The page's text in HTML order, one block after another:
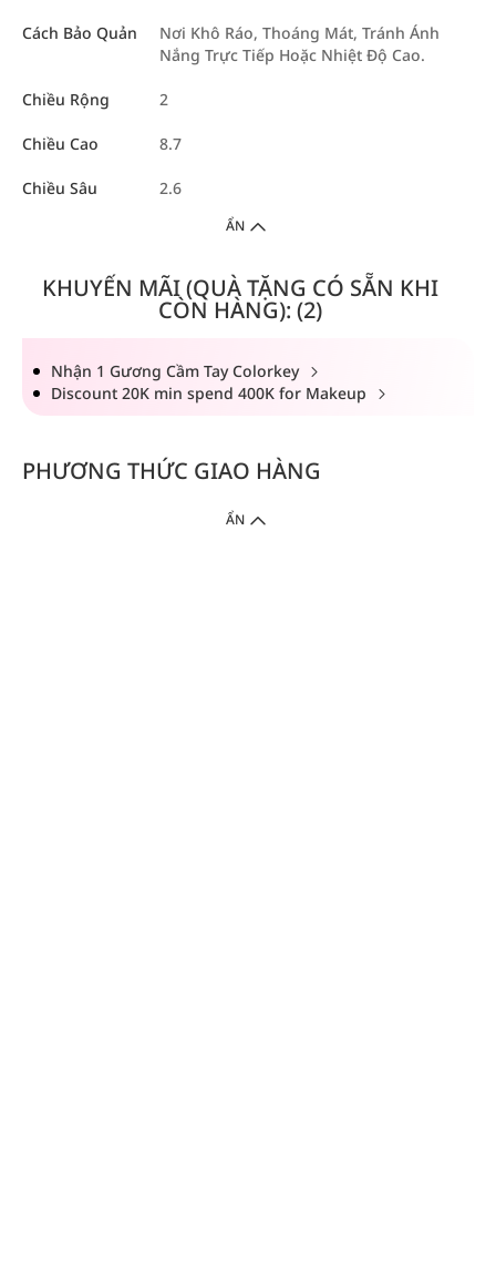
Cách Bảo Quản
Nơi Khô Ráo, Thoáng Mát, Tránh Ánh
Nắng Trực Tiếp Hoặc Nhiệt Độ Cao.
Chiều Rộng 2
Chiều Cao 8.7
Chiều Sâu 2.6
ẨN
KHUYẾN MÃI (QUÀ TẶNG CÓ SẴN KHI
CÒN HÀNG): (2)
Nhận 1 Gương Cầm Tay Colorkey
Discount 20K min spend 400K for Makeup
PHƯƠNG THỨC GIAO HÀNG
ẨN